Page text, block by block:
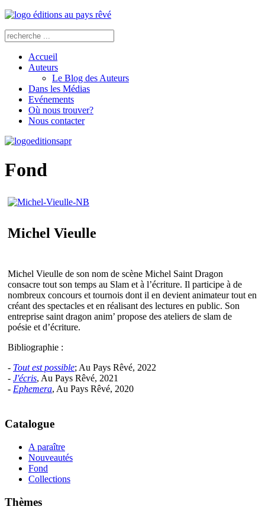
Accueil
Auteurs
Le Blog des Auteurs
Dans les Médias
Evénements
Où nous trouver?
Nous contacter
Fond
Michel Vieulle
Michel Vieulle de son nom de scène Michel Saint Dragon
consacre tout son temps au Slam et à l’écriture. Il participe à de
nombreux concours et tournois dont il en devient animateur tout en
créant des spectacles et en réalisant des lectures en public. Son
entreprise saint dragon anim’ propose des ateliers de slam de
poésie et d’écriture.
Bibliographie :
- Tout est possible; Au Pays Rêvé, 2022
- J'écris, Au Pays Rêvé, 2021
- Ephemera, Au Pays Rêvé, 2020
Catalogue
A paraître
Nouveautés
Fond
Collections
Thèmes